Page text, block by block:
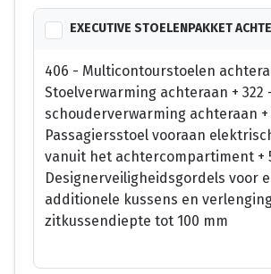
EXECUTIVE STOELENPAKKET
406 - Multicontourstoelen
Stoelverwarming achteraan + 322
schouderverwarming achteraan +
Passagiersstoel vooraan
vanuit het achtercompartiment +
Designerveiligheidsgordels voor
additionele kussens en
zitkussendiepte tot 100 mm